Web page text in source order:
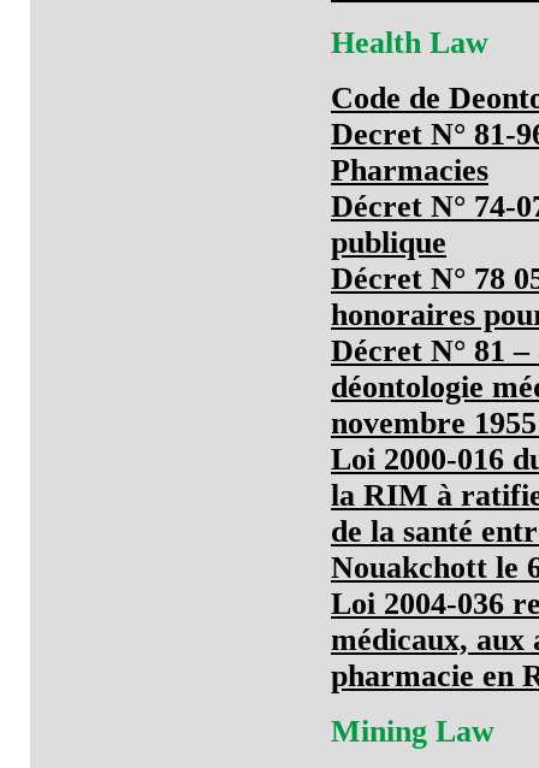
Health Law
Code de
Decret N° 81-
Pharmacies
Décret N° 74-
publique
Décret N° 78
honoraires
Décret N° 81
déontologie
novembre
Loi 2000-016
la RIM à
de la santé
Nouakchott le
Loi 2004-036
médicaux, aux
pharmacie en
Mining Law